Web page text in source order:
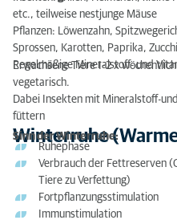
etc., teilweise nestjunge Mäuse
Pflanzen: Löwenzahn,
Sprossen, Karotten, Paprika,
Regelmäßige Mineralstoff- und
Erwachsene Tiere 1-2 x
vegetarisch.
Dabei Insekten mit Mineralstoff-
füttern
Winterruhe
Sinn der Winterruhe:
Ruhephase
Verbrauch der Fettreserven
Tiere zu Verfettung)
Fortpflanzungsstimulation
Immunstimulation